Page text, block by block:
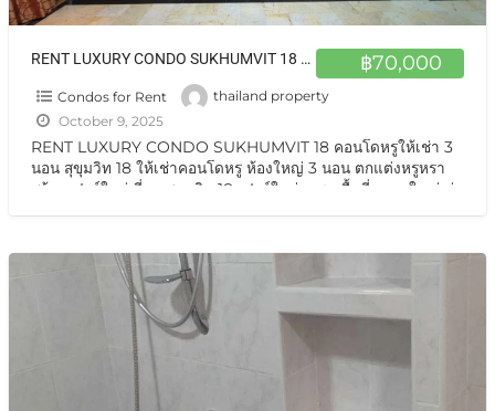
฿70,000
RENT LUXURY CONDO SUKHUMVIT 18 คอนโดหรูให้เช่า 3 นอน สุขุมวิท 18
Condos for Rent
thailand property
October 9, 2025
RENT LUXURY CONDO SUKHUMVIT 18 คอนโดหรูให้เช่า 3
นอน สุขุมวิท 18 ให้เช่าคอนโดหรู ห้องใหญ่ 3 นอน ตกแต่งหรูหรา
พร้อมเฟอร์ใหม่เอี่ยม สุขุมวิท 18 เฟอร์ใหม่ยกชุด พื้นที่ขนาดใหญ่ น่า